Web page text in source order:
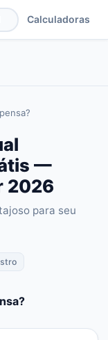
Calculadoras
—
2026
para seu